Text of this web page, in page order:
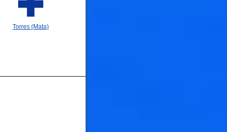
Torres (Mata)